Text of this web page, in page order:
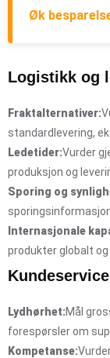
Øk
Logistikk og
Fraktalternativer:
standardlevering,
Ledetider:Vurder
produksjon og
Sporing og
Internasjonale
produkter globalt
Lydhørhet:Mål
forespørsler om
Kompetanse: